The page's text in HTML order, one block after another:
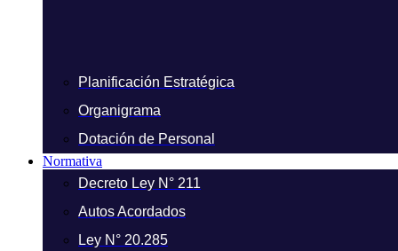
Planificación Estratégica
Organigrama
Dotación de Personal
Normativa
Decreto Ley N° 211
Autos Acordados
Ley N° 20.285